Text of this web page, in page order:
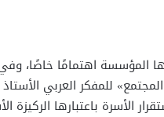
المؤسسة اهتمامًا خاصًا،
للمفكر العربي
الأسرة باعتبارها الركيزة